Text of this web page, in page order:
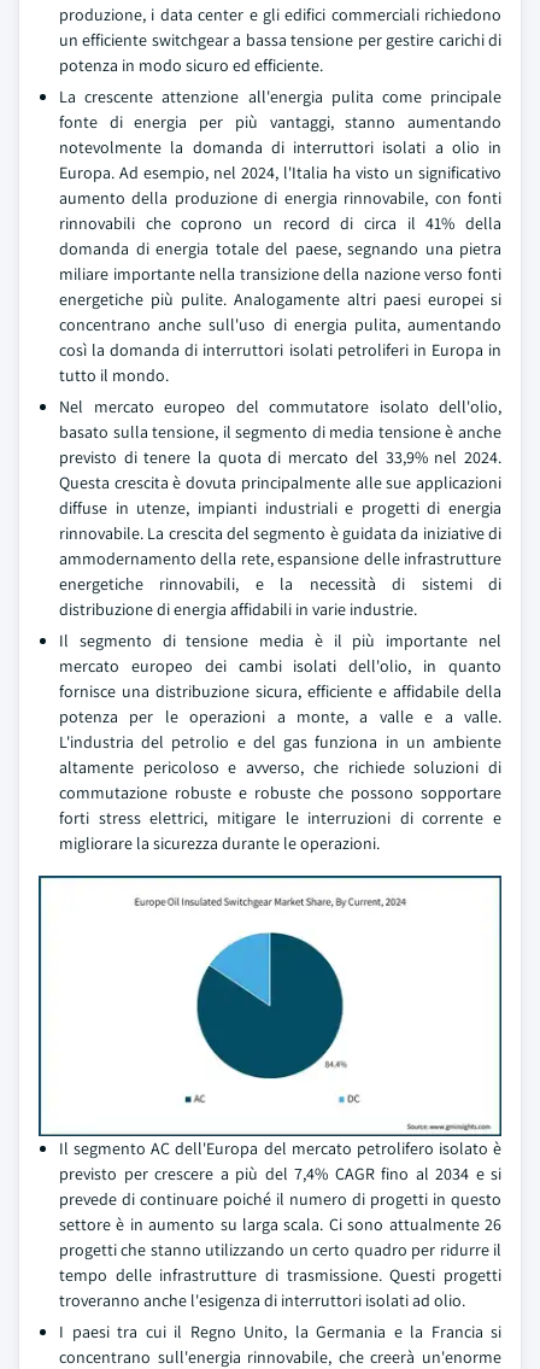
produzione, i data center e gli edifici commerciali richiedono
un efficiente switchgear a bassa tensione per gestire carichi di
potenza in modo sicuro ed efficiente.
La crescente attenzione all'energia pulita come principale
fonte di energia per più vantaggi, stanno aumentando
notevolmente la domanda di interruttori isolati a olio in
Europa. Ad esempio, nel 2024, l'Italia ha visto un significativo
aumento della produzione di energia rinnovabile, con fonti
rinnovabili che coprono un record di circa il 41% della
domanda di energia totale del paese, segnando una pietra
miliare importante nella transizione della nazione verso fonti
energetiche più pulite. Analogamente altri paesi europei si
concentrano anche sull'uso di energia pulita, aumentando
così la domanda di interruttori isolati petroliferi in Europa in
tutto il mondo.
Nel mercato europeo del commutatore isolato dell'olio,
basato sulla tensione, il segmento di media tensione è anche
previsto di tenere la quota di mercato del 33,9% nel 2024.
Questa crescita è dovuta principalmente alle sue applicazioni
diffuse in utenze, impianti industriali e progetti di energia
rinnovabile. La crescita del segmento è guidata da iniziative di
ammodernamento della rete, espansione delle infrastrutture
energetiche rinnovabili, e la necessità di sistemi di
distribuzione di energia affidabili in varie industrie.
Il segmento di tensione media è il più importante nel
mercato europeo dei cambi isolati dell'olio, in quanto
fornisce una distribuzione sicura, efficiente e affidabile della
potenza per le operazioni a monte, a valle e a valle.
L'industria del petrolio e del gas funziona in un ambiente
altamente pericoloso e avverso, che richiede soluzioni di
commutazione robuste e robuste che possono sopportare
forti stress elettrici, mitigare le interruzioni di corrente e
migliorare la sicurezza durante le operazioni.
Il segmento AC dell'Europa del mercato petrolifero isolato è
previsto per crescere a più del 7,4% CAGR fino al 2034 e si
prevede di continuare poiché il numero di progetti in questo
settore è in aumento su larga scala. Ci sono attualmente 26
progetti che stanno utilizzando un certo quadro per ridurre il
tempo delle infrastrutture di trasmissione. Questi progetti
troveranno anche l'esigenza di interruttori isolati ad olio.
I paesi tra cui il Regno Unito, la Germania e la Francia si
concentrano sull'energia rinnovabile, che creerà un'enorme